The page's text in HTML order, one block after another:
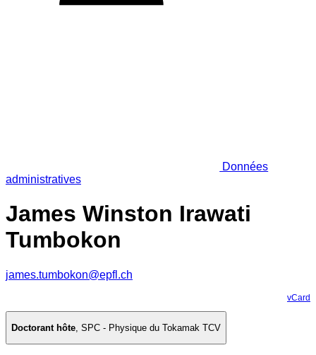
Données
administratives
James Winston Irawati
Tumbokon
james.tumbokon@epfl.ch
vCard
Doctorant hôte, SPC - Physique du Tokamak TCV